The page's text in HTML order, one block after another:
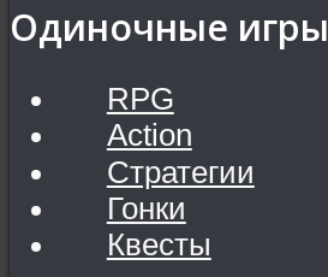
Одиночные игры
RPG
Action
Стратегии
Гонки
Квесты